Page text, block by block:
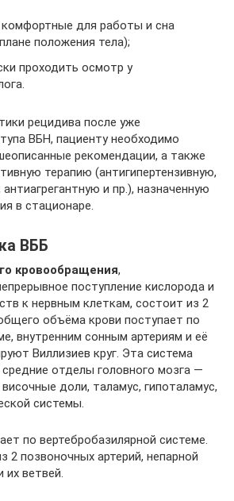
для работы и сна
положения тела);
проходить осмотр у
рецидива после уже
ВБН, пациенту необходимо
рекомендации, а также
терапию (антигипертензивную,
и пр.), назначенную
в стационаре.
ВББ
кровообращения,
поступление кислорода и
к нервным клеткам, состоит из 2
объёма крови поступает по
внутренним сонным артериям и её
Виллизиев круг. Эта система
отделы головного мозга —
доли, таламус, гипоталамус,
системы.
по вертебробазилярной системе.
2 позвоночных артерий, непарной
их ветвей.